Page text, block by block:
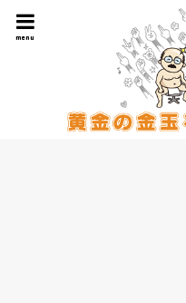
menu